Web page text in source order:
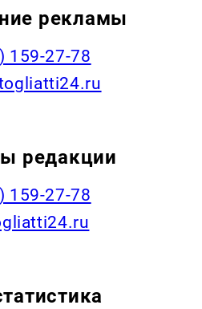
рекламы
159-27-78
редакции
159-27-78